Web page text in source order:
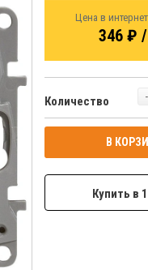
Цена в
346 ₽
Количество -
В
Купить в